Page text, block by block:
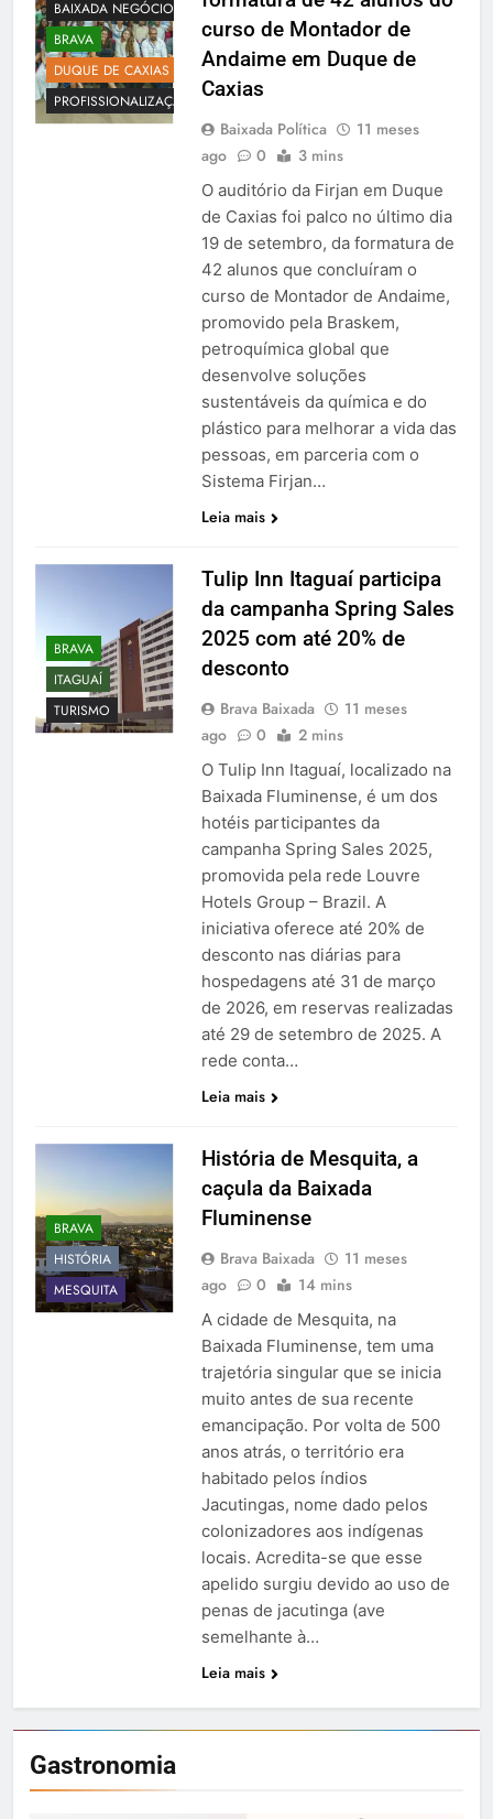
Gastronomia
BAIXADA NEGÓCIOS
BRAVA
DUQUE DE CAXIAS
PROFISSIONALIZAÇÃO
curso de Montador de
Andaime em Duque de
Caxias
Baixada Política
11 meses
ago
0 3 mins
O auditório da Firjan em Duque
de Caxias foi palco no último dia
19 de setembro, da formatura de
42 alunos que concluíram o
curso de Montador de Andaime,
promovido pela Braskem,
petroquímica global que
desenvolve soluções
sustentáveis da química e do
plástico para melhorar a vida das
pessoas, em parceria com o
Sistema Firjan…
Leia mais
BRAVA
ITAGUAÍ
TURISMO
Tulip Inn Itaguaí participa
da campanha Spring Sales
2025 com até 20% de
desconto
Brava Baixada
11 meses
ago
0 2 mins
O Tulip Inn Itaguaí, localizado na
Baixada Fluminense, é um dos
hotéis participantes da
campanha Spring Sales 2025,
promovida pela rede Louvre
Hotels Group – Brazil. A
iniciativa oferece até 20% de
desconto nas diárias para
hospedagens até 31 de março
de 2026, em reservas realizadas
até 29 de setembro de 2025. A
rede conta…
Leia mais
BRAVA
HISTÓRIA
MESQUITA
História de Mesquita, a
caçula da Baixada
Fluminense
Brava Baixada
11 meses
ago
0 14 mins
A cidade de Mesquita, na
Baixada Fluminense, tem uma
trajetória singular que se inicia
muito antes de sua recente
emancipação. Por volta de 500
anos atrás, o território era
habitado pelos índios
Jacutingas, nome dado pelos
colonizadores aos indígenas
locais. Acredita-se que esse
apelido surgiu devido ao uso de
penas de jacutinga (ave
semelhante à…
Leia mais